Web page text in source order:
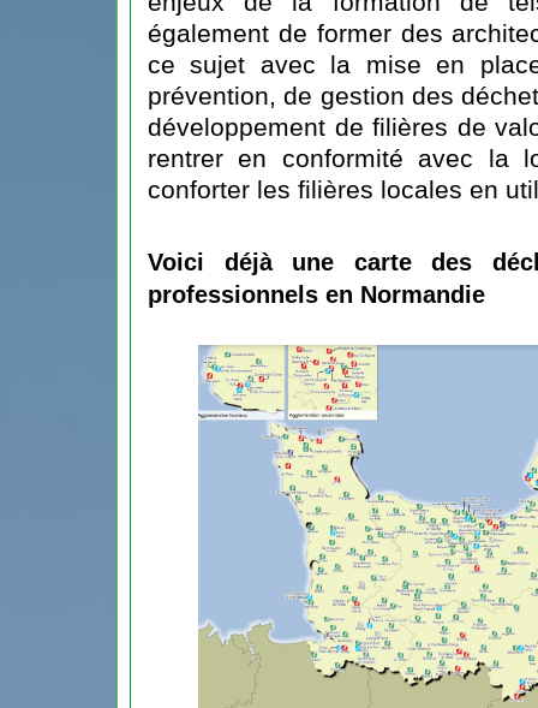
également de former des
ce sujet avec la mise en
prévention, de gestion des
développement de filières de
rentrer en conformité avec la
conforter les filières locales en
Voici déjà une carte des
professionnels en Normandie